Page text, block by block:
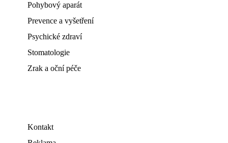
Pohybový aparát
Prevence a vyšetření
Psychické zdraví
Stomatologie
Zrak a oční péče
Kontakt